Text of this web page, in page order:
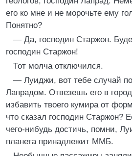
его ко мне и не морочьте ему
Понятно?
— Да, господин Старжон.
господин Старжон!
Тот молча отключился.
— Луиджи, вот тебе случай
Лапрадом. Отвезешь его в
избавить твоего кумира от
что сказал господин Старжон?
чего-нибудь достичь, помни,
планета принадлежит ММБ.